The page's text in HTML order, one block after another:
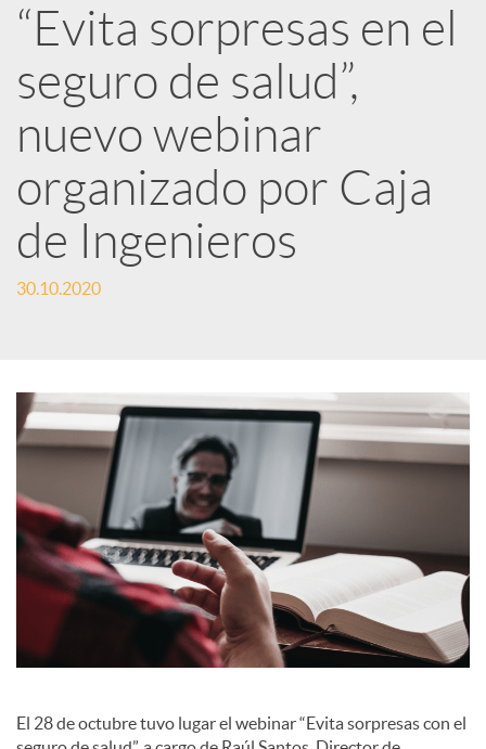
e
d
e
s
o
c
i
a
l
“Evita sorpresas en el
seguro de salud”,
nuevo webinar
organizado por Caja
de Ingenieros
30.10.2020
El 28 de octubre tuvo lugar el webinar “Evita sorpresas con el